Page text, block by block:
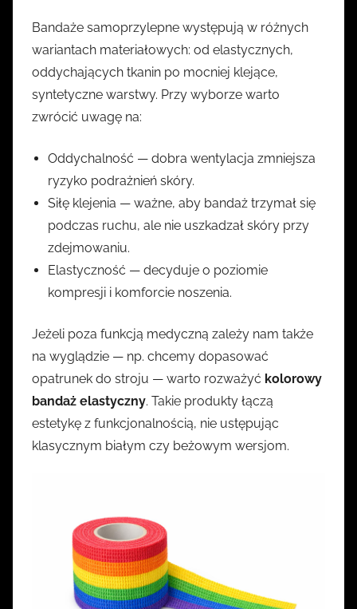
Bandaże samoprzylepne występują w różnych
wariantach materiałowych: od elastycznych,
oddychających tkanin po mocniej klejące,
syntetyczne warstwy. Przy wyborze warto
zwrócić uwagę na:
Oddychalność — dobra wentylacja zmniejsza
ryzyko podrażnień skóry.
Siłę klejenia — ważne, aby bandaż trzymał się
podczas ruchu, ale nie uszkadzał skóry przy
zdejmowaniu.
Elastyczność — decyduje o poziomie
kompresji i komforcie noszenia.
Jeżeli poza funkcją medyczną zależy nam także
na wyglądzie — np. chcemy dopasować
opatrunek do stroju — warto rozważyć kolorowy
bandaż elastyczny. Takie produkty łączą
estetykę z funkcjonalnością, nie ustępując
klasycznym białym czy beżowym wersjom.